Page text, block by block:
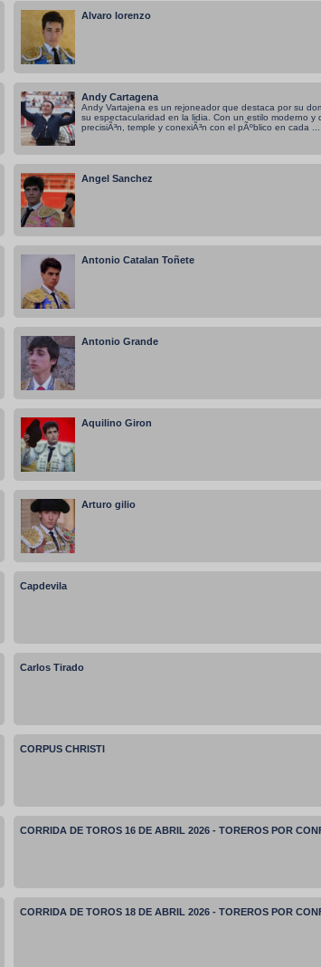
Alvaro lorenzo
Andy Cartagena
Andy Vartajena es un rejoneador que destaca por su
su espectacularidad en la lidia. Con un estilo moderno y
precisiÃ³n, temple y conexiÃ³n con el pÃºblico en cada ...
Angel Sanchez
Antonio Catalan Toñete
Antonio Grande
Aquilino Giron
Arturo gilio
Capdevila
Carlos Tirado
CORPUS CHRISTI
CORRIDA DE TOROS 16 DE ABRIL 2026 - TOREROS POR
CORRIDA DE TOROS 18 DE ABRIL 2026 - TOREROS POR